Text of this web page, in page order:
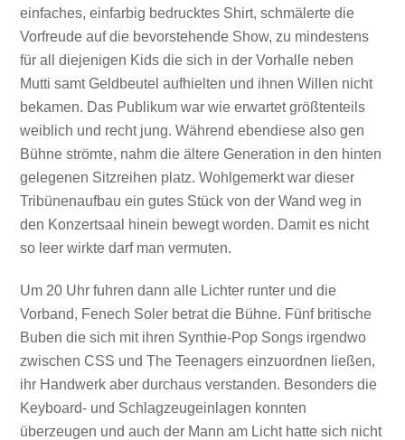
einfaches, einfarbig bedrucktes Shirt, schmälerte die
Vorfreude auf die bevorstehende Show, zu mindestens
für all diejenigen Kids die sich in der Vorhalle neben
Mutti samt Geldbeutel aufhielten und ihnen Willen nicht
bekamen. Das Publikum war wie erwartet größtenteils
weiblich und recht jung. Während ebendiese also gen
Bühne strömte, nahm die ältere Generation in den hinten
gelegenen Sitzreihen platz. Wohlgemerkt war dieser
Tribünenaufbau ein gutes Stück von der Wand weg in
den Konzertsaal hinein bewegt worden. Damit es nicht
so leer wirkte darf man vermuten.
Um 20 Uhr fuhren dann alle Lichter runter und die
Vorband, Fenech Soler betrat die Bühne. Fünf britische
Buben die sich mit ihren Synthie-Pop Songs irgendwo
zwischen CSS und The Teenagers einzuordnen ließen,
ihr Handwerk aber durchaus verstanden. Besonders die
Keyboard- und Schlagzeugeinlagen konnten
überzeugen und auch der Mann am Licht hatte sich nicht